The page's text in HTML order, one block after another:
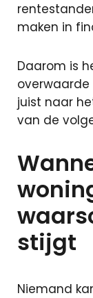
maken in
Daarom is
overwaarde
juist naar
van de
stijgt
Niemand